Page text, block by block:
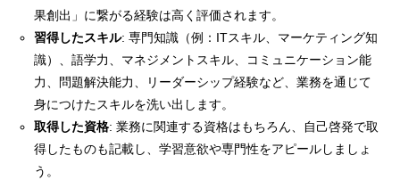
果創出」に繋がる経験は高く評価されます。
習得したスキル: 専門知識（例：ITスキル、マーケティング知
識）、語学力、マネジメントスキル、コミュニケーション能
力、問題解決能力、リーダーシップ経験など、業務を通じて
身につけたスキルを洗い出します。
取得した資格: 業務に関連する資格はもちろん、自己啓発で取
得したものも記載し、学習意欲や専門性をアピールしましょ
う。